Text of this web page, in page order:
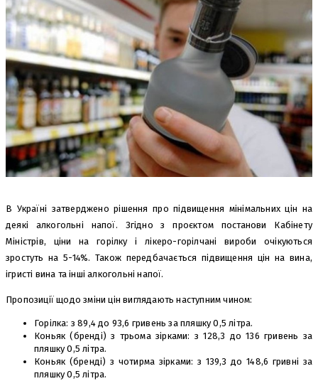
В Україні затверджено рішення про підвищення мінімальних цін на
деякі алкогольні напої. Згідно з проєктом постанови Кабінету
Міністрів, ціни на горілку і лікеро-горілчані вироби очікуються
зростуть на 5-14%. Також передбачається підвищення цін на вина,
ігристі вина та інші алкогольні напої.
Пропозиції щодо зміни цін виглядають наступним чином:
Горілка: з 89,4 до 93,6 гривень за пляшку 0,5 літра.
Коньяк (бренді) з трьома зірками: з 128,3 до 136 гривень за
пляшку 0,5 літра.
Коньяк (бренді) з чотирма зірками: з 139,3 до 148,6 гривні за
пляшку 0,5 літра.